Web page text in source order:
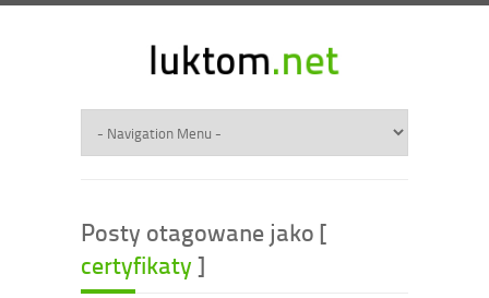
Posty otagowane jako [
certyfikaty]